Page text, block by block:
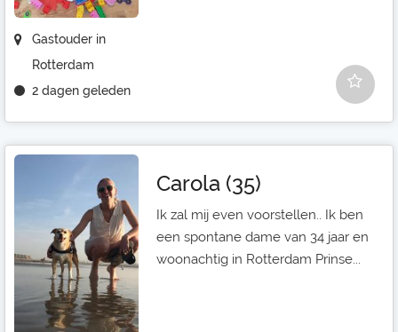
Gastouder in
Rotterdam
2 dagen geleden
Carola (35)
Ik zal mij even voorstellen.. Ik ben
een spontane dame van 34 jaar en
woonachtig in Rotterdam Prinse...